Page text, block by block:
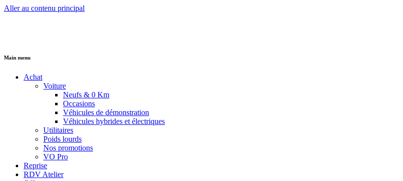
Aller au contenu principal
Main menu
Achat
Voiture
Neufs & 0 Km
Occasions
Véhicules de démonstration
Véhicules hybrides et électriques
Utilitaires
Poids lourds
Nos promotions
VO Pro
Reprise
RDV Atelier